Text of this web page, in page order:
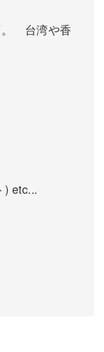
。 台湾や香
) etc...